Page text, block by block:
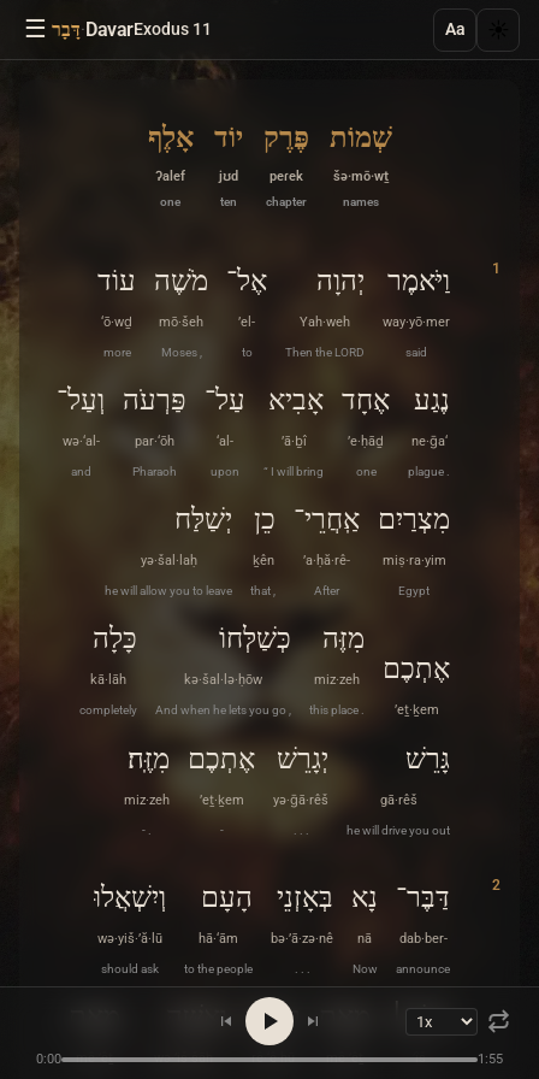
☰ דָּבָר·DavarExodus 11 Aa
שְׁמוֹת
šə·mō·wṯ
names
פֶּרֶק
peɾek
chapter
יוֹד
jʊd
ten
אָלֶף
ʔalef
one
1 וַיֹּאמֶר
way·yō·mer
said
יְהוָה
Yah·weh
Then the LORD
אֶל־
’el-
to
מֹשֶׁה
mō·šeh
Moses ,
עוֹד
‘ō·wḏ
more
נֶגַע
ne·ḡa‘
plague .
אֶחָד
’e·ḥāḏ
one
אָבִיא
’ā·ḇî
“ I will bring
עַל־
‘al-
upon
פַּרְעֹה
par·‘ōh
Pharaoh
וְעַל־
wə·‘al-
and
מִצְרַיִם
miṣ·ra·yim
Egypt
אַֽחֲרֵי־
’a·ḥă·rê-
After
כֵן
ḵên
that ,
יְשַׁלַּח
yə·šal·laḥ
he will allow you to leave
אֶתְכֶם
’eṯ·ḵem
מִזֶּה
miz·zeh
this place .
כְּשַׁלְּחוֹ
kə·šal·lə·ḥōw
And when he lets you go ,
כָּלָה
kā·lāh
completely
גָּרֵשׁ
gā·rêš
he will drive you out
יְגָרֵשׁ
yə·ḡā·rêš
. . .
אֶתְכֶם
’eṯ·ḵem
-
מִזֶּֽה׃
miz·zeh
- .
2 דַּבֶּר־
dab·ber-
announce
נָא
nā
Now
בְּאָזְנֵי
bə·’ā·zə·nê
. . .
הָעָם
hā·‘ām
to the people
וְיִשְׁאֲלוּ
wə·yiš·’ă·lū
should ask
אִישׁ׀
’îš
mê·’êṯ
רֵעֵהוּ
rê·‘ê·hū
וְאִשָּׁה
wə·’iš·šāh
mê·’êṯ
0:00 1:55